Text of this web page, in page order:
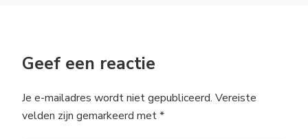
Geef een reactie
Je e-mailadres wordt niet gepubliceerd. Vereiste
velden zijn gemarkeerd met*